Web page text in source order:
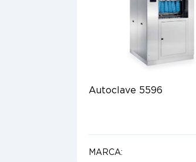
Autoclave 5596
MARCA: